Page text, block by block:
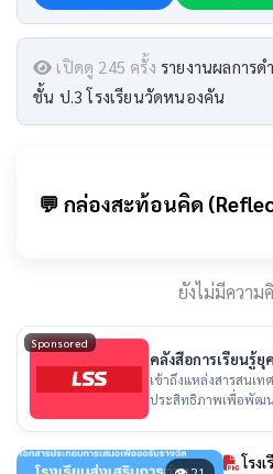
เปิดดู 245 ครั้ง รายงานผลการด
ชั้น ป.3 โรงเรียนวัดหนองคัน
💬 กล่องสะท้อนคิด
ยังไม่มีความ
Sponsored
คลังสื่อการเรียนรู้
ไทย
เข้าถึงแหล่งสารสนเ
ประสิทธิภาพเพื่อพัฒน
โรง